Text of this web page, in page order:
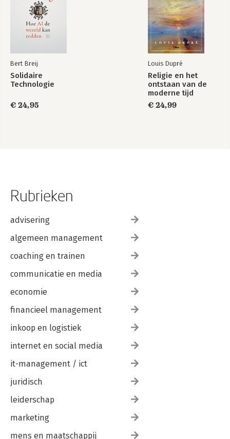
Bert Breij
Solidaire
Technologie
€ 24,95
Louis Dupré
Religie en het
ontstaan van de
moderne tijd
€ 24,99
Rubrieken
advisering
algemeen management
coaching en trainen
communicatie en media
economie
financieel management
inkoop en logistiek
internet en social media
it-management / ict
juridisch
leiderschap
marketing
mens en maatschappij